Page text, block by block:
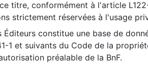
titre, conformément à l'article
strictement réservées à l'usage
Éditeurs constitue une base de
1 et suivants du Code de la
préalable de la BnF.